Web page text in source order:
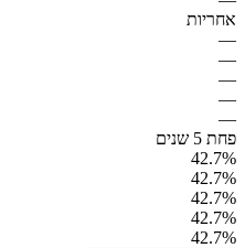
אחריות
—
—
—
—
—
פחת 5 שנים
42.7%
42.7%
42.7%
42.7%
42.7%